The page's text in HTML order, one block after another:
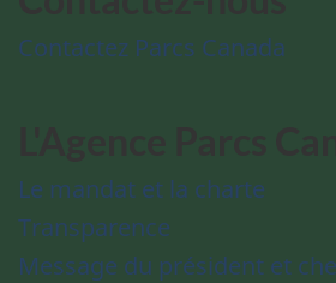
Contactez Parcs Canada
Le mandat et la charte
Transparence
Message du président et